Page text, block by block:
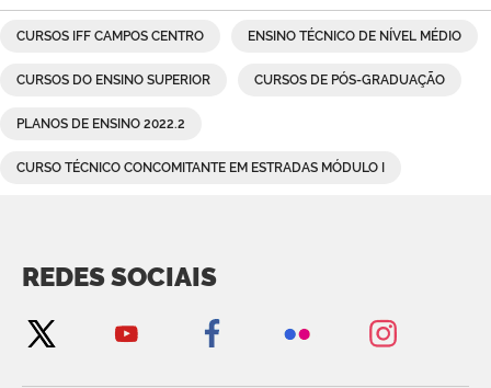
CURSOS IFF CAMPOS CENTRO ENSINO TÉCNICO DE NÍVEL MÉDIO
CURSOS DO ENSINO SUPERIOR CURSOS DE PÓS-GRADUAÇÃO
PLANOS DE ENSINO 2022.2
CURSO TÉCNICO CONCOMITANTE EM ESTRADAS MÓDULO I
REDES SOCIAIS